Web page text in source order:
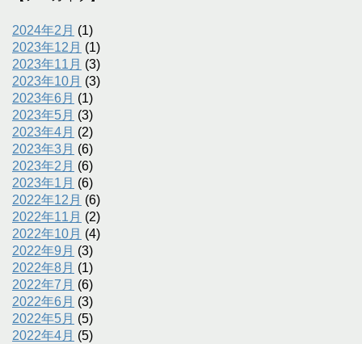
2024年2月 (1)
2023年12月 (1)
2023年11月 (3)
2023年10月 (3)
2023年6月 (1)
2023年5月 (3)
2023年4月 (2)
2023年3月 (6)
2023年2月 (6)
2023年1月 (6)
2022年12月 (6)
2022年11月 (2)
2022年10月 (4)
2022年9月 (3)
2022年8月 (1)
2022年7月 (6)
2022年6月 (3)
2022年5月 (5)
2022年4月 (5)